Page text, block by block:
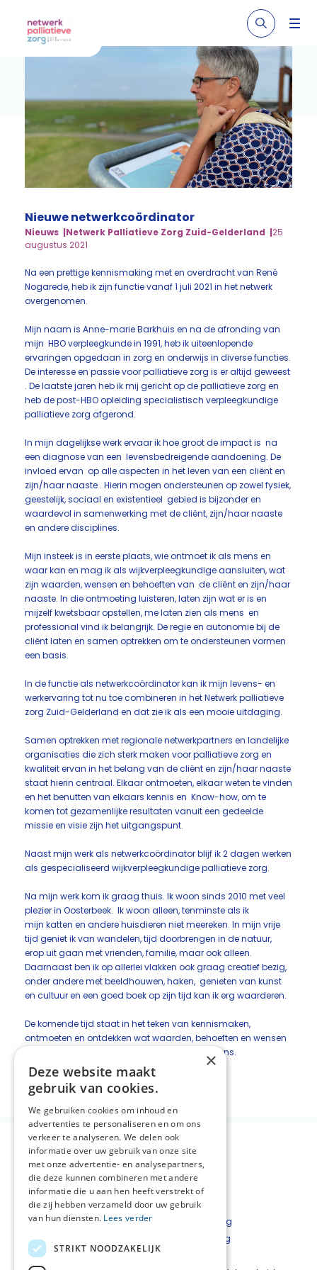
Nieuwe netwerkcoördinator
Nieuws Netwerk Palliatieve Zorg Zuid-Gelderland
25
augustus 2021
Na een prettige kennismaking met en overdracht van René
Nogarede, heb ik zijn functie vanaf 1 juli 2021 in het netwerk
overgenomen.
Mijn naam is Anne-marie Barkhuis en na de afronding van
mijn HBO verpleegkunde in 1991, heb ik uiteenlopende
ervaringen opgedaan in zorg en onderwijs in diverse functies.
De interesse en passie voor palliatieve zorg is er altijd geweest
. De laatste jaren heb ik mij gericht op de palliatieve zorg en
heb de post-HBO opleiding specialistisch verpleegkundige
palliatieve zorg afgerond.
In mijn dagelijkse werk ervaar ik hoe groot de impact is na
een diagnose van een levensbedreigende aandoening. De
invloed ervan op alle aspecten in het leven van een cliënt en
zijn/haar naaste . Hierin mogen ondersteunen op zowel fysiek,
geestelijk, sociaal en existentieel gebied is bijzonder en
waardevol in samenwerking met de cliënt, zijn/haar naaste
en andere disciplines.
Mijn insteek is in eerste plaats, wie ontmoet ik als mens en
waar kan en mag ik als wijkverpleegkundige aansluiten, wat
zijn waarden, wensen en behoeften van de cliënt en zijn/haar
naaste. In die ontmoeting luisteren, laten zijn wat er is en
mijzelf kwetsbaar opstellen, me laten zien als mens en
professional vind ik belangrijk. De regie en autonomie bij de
cliënt laten en samen optrekken om te ondersteunen vormen
een basis.
In de functie als netwerkcoördinator kan ik mijn levens- en
werkervaring tot nu toe combineren in het Netwerk palliatieve
zorg Zuid-Gelderland en dat zie ik als een mooie uitdaging.
Samen optrekken met regionale netwerkpartners en landelijke
organisaties die zich sterk maken voor palliatieve zorg en
kwaliteit ervan in het belang van de cliënt en zijn/haar naaste
staat hierin centraal. Elkaar ontmoeten, elkaar weten te vinden
en het benutten van elkaars kennis en Know-how, om te
komen tot gezamenlijke resultaten vanuit een gedeelde
missie en visie zijn het uitgangspunt.
Naast mijn werk als netwerkcoördinator blijf ik 2 dagen werken
als gespecialiseerd wijkverpleegkundige palliatieve zorg.
Na mijn werk kom ik graag thuis. Ik woon sinds 2010 met veel
plezier in Oosterbeek. Ik woon alleen, tenminste als ik
mijn katten en andere huisdieren niet meereken. In mijn vrije
tijd geniet ik van wandelen, tijd doorbrengen in de natuur,
erop uit gaan met vrienden, familie, maar ook alleen.
Daarnaast ben ik op allerlei vlakken ook graag creatief bezig,
onder andere met beeldhouwen, haken, genieten van kunst
en cultuur en een goed boek op zijn tijd kan ik erg waarderen.
De komende tijd staat in het teken van kennismaken,
ontmoeten en ontdekken wat waarden, behoeften en wensen
zijn zowel regionaal als landelijk. Graag tot ziens.
Deel deze pagina:
Over NPZZG
Aanmelden nieuwsbrief
Landelijke informatie
Privacyverklaring
Cookieverklaring
Disclaimer
×
Deze website maakt
gebruik van cookies.
We gebruiken cookies om inhoud en
advertenties te personaliseren en om ons
verkeer te analyseren. We delen ook
informatie over uw gebruik van onze site
met onze advertentie- en analysepartners,
die deze kunnen combineren met andere
informatie die u aan hen heeft verstrekt of
die zij hebben verzameld door uw gebruik
van hun diensten. Lees verder
STRIKT NOODZAKELIJK